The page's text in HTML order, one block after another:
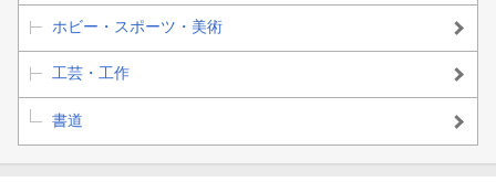
ホビー・スポーツ・美術
工芸・工作
書道